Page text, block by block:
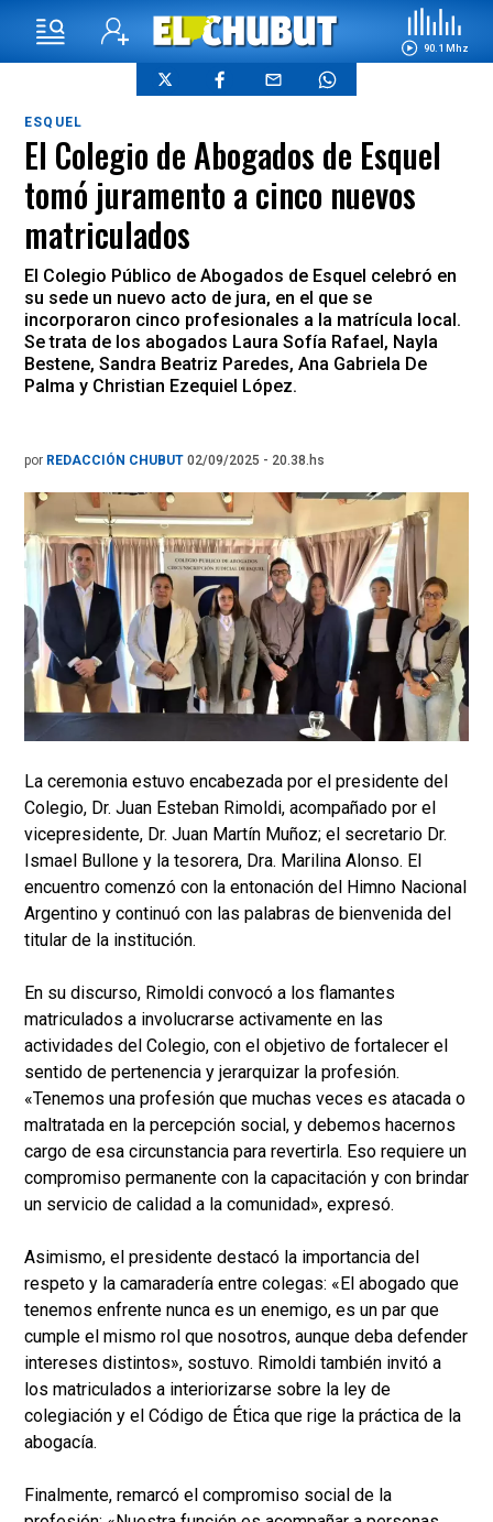
90.1 Mhz
ESQUEL
El Colegio de Abogados de Esquel
tomó juramento a cinco nuevos
matriculados
El Colegio Público de Abogados de Esquel celebró en
su sede un nuevo acto de jura, en el que se
incorporaron cinco profesionales a la matrícula local.
Se trata de los abogados Laura Sofía Rafael, Nayla
Bestene, Sandra Beatriz Paredes, Ana Gabriela De
Palma y Christian Ezequiel López.
por REDACCIÓN CHUBUT 02/09/2025 - 20.38.hs
La ceremonia estuvo encabezada por el presidente del
Colegio, Dr. Juan Esteban Rimoldi, acompañado por el
vicepresidente, Dr. Juan Martín Muñoz; el secretario Dr.
Ismael Bullone y la tesorera, Dra. Marilina Alonso. El
encuentro comenzó con la entonación del Himno Nacional
Argentino y continuó con las palabras de bienvenida del
titular de la institución.
En su discurso, Rimoldi convocó a los flamantes
matriculados a involucrarse activamente en las
actividades del Colegio, con el objetivo de fortalecer el
sentido de pertenencia y jerarquizar la profesión.
«Tenemos una profesión que muchas veces es atacada o
maltratada en la percepción social, y debemos hacernos
cargo de esa circunstancia para revertirla. Eso requiere un
compromiso permanente con la capacitación y con brindar
un servicio de calidad a la comunidad», expresó.
Asimismo, el presidente destacó la importancia del
respeto y la camaradería entre colegas: «El abogado que
tenemos enfrente nunca es un enemigo, es un par que
cumple el mismo rol que nosotros, aunque deba defender
intereses distintos», sostuvo. Rimoldi también invitó a
los matriculados a interiorizarse sobre la ley de
colegiación y el Código de Ética que rige la práctica de la
abogacía.
Finalmente, remarcó el compromiso social de la